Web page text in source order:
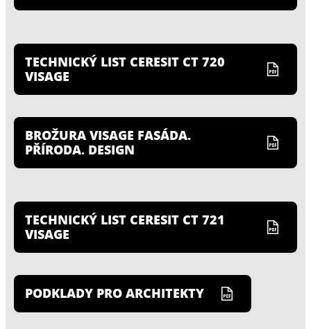
TECHNICKÝ LIST CERESIT CT 720
VISAGE
BROŽURA VISAGE FASÁDA.
PŘÍRODA. DESIGN
TECHNICKÝ LIST CERESIT CT 721
VISAGE
PODKLADY PRO ARCHITEKTY